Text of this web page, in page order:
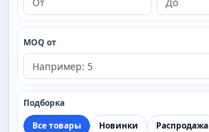
MOQ от
Подборка
Все товары
Новинки Распродажа